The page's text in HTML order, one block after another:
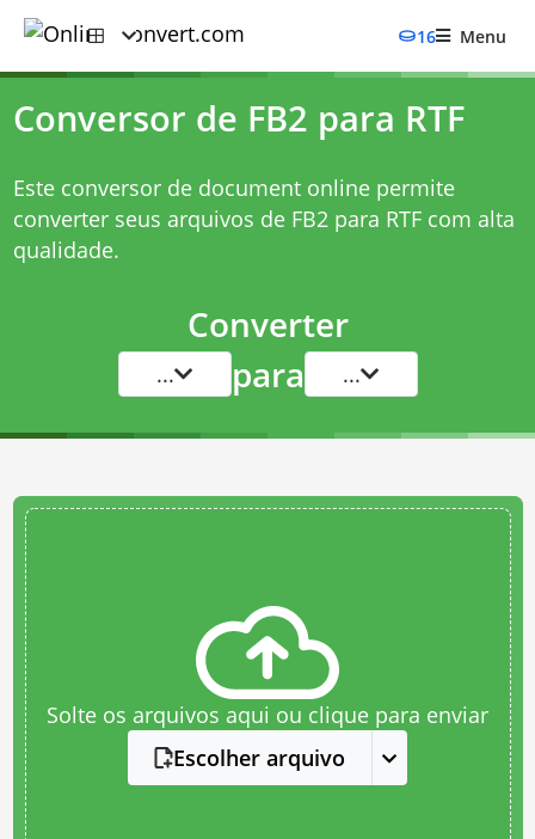
16 Menu
Conversor de FB2 para RTF
Este conversor de document online permite
converter seus arquivos de FB2 para RTF com alta
qualidade.
Converter
... para ...
Solte os arquivos aqui ou clique para enviar
Escolher arquivo